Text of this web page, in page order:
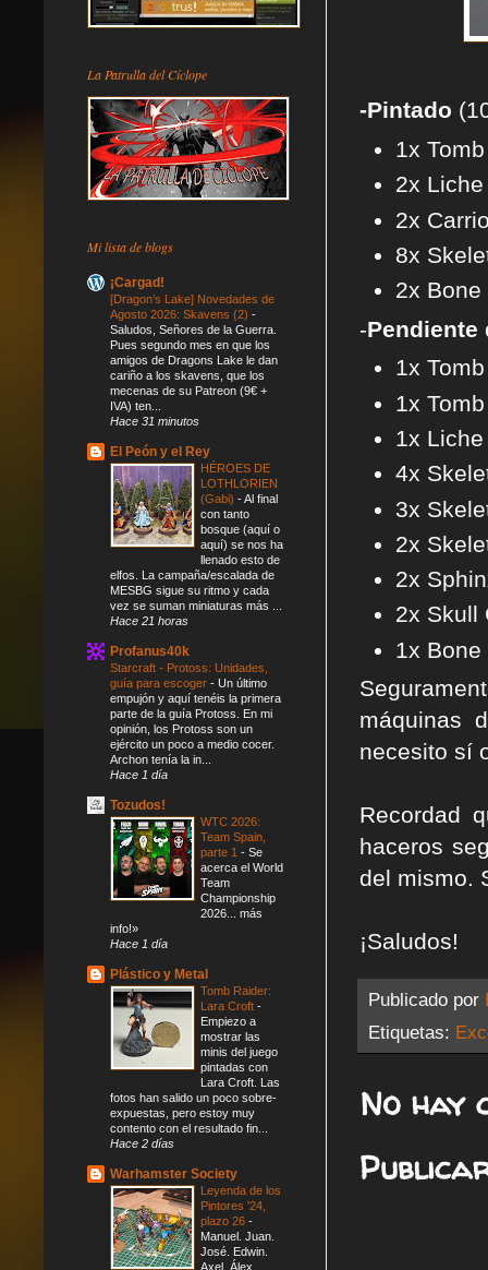
-Pintado
1x
2x
2x
8x
2x
-
1x
1x
1x
4x
3x
2x
2x
2x Skull
1x
máquinas
necesito sí
Recordad
haceros
del mismo.
¡Saludos!
Publicado por
Etiquetas:
No hay
La Patrulla del Cíclope
Mi lista de blogs
¡Cargad!
[Dragon’s Lake] Novedades de
Agosto 2026: Skavens (2) -
Saludos, Señores de la Guerra.
Pues segundo mes en que los
amigos de Dragons Lake le dan
cariño a los skavens, que los
mecenas de su Patreon (9€ +
IVA) ten...
Hace 31 minutos
El Peón y el Rey
HÉROES DE
LOTHLORIEN
(Gabi) -Al final
con tanto
bosque (aquí o
aquí) se nos ha
llenado esto de
elfos. La campaña/escalada de
MESBG sigue su ritmo y cada
vez se suman miniaturas más ...
Hace 21 horas
Profanus40k
Starcraft - Protoss: Unidades,
guía para escoger - Un último
empujón y aquí tenéis la primera
parte de la guía Protoss. En mi
opinión, los Protoss son un
ejército un poco a medio cocer.
Archon tenía la in...
Hace 1 día
Tozudos!
WTC 2026:
Team Spain,
parte 1 - Se
acerca el World
Team
Championship
2026... más
info!»
Hace 1 día
Plástico y Metal
Tomb Raider:
Lara Croft -
Empiezo a
mostrar las
minis del juego
pintadas con
Lara Croft. Las
fotos han salido un poco sobre-
expuestas, pero estoy muy
contento con el resultado fin...
Hace 2 días
Warhamster Society
Leyenda de los
Pintores '24,
plazo 26 -
Manuel. Juan.
José. Edwin.
Axel. Álex.